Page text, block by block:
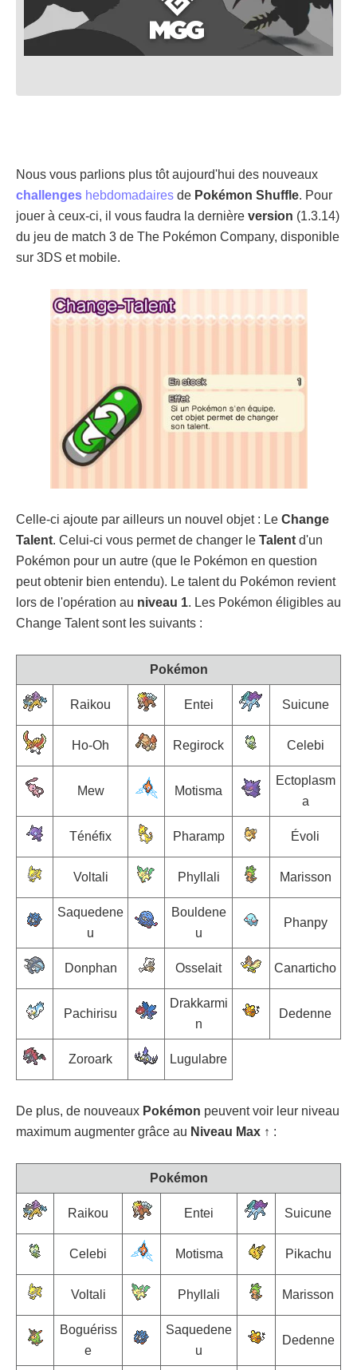
Nous vous parlions plus tôt aujourd'hui des nouveaux
challenges hebdomadaires de Pokémon Shuffle. Pour
jouer à ceux-ci, il vous faudra la dernière version (1.3.14)
du jeu de match 3 de The Pokémon Company, disponible
sur 3DS et mobile.
Celle-ci ajoute par ailleurs un nouvel objet : Le Change
Talent. Celui-ci vous permet de changer le Talent d'un
Pokémon pour un autre (que le Pokémon en question
peut obtenir bien entendu). Le talent du Pokémon revient
lors de l'opération au niveau 1. Les Pokémon éligibles au
Change Talent sont les suivants :
Pokémon
Raikou Entei Suicune
Ho-Oh Regirock Celebi
Mew Motisma
Ectoplasm
a
Ténéfix Pharamp Évoli
Voltali Phyllali Marisson
Saquedene
u
Bouldene
u
Phanpy
Donphan Osselait Canarticho
Pachirisu
Drakkarmi
n
Dedenne
Zoroark Lugulabre
De plus, de nouveaux Pokémon peuvent voir leur niveau
maximum augmenter grâce au Niveau Max ↑ :
Pokémon
Raikou Entei Suicune
Celebi Motisma Pikachu
Voltali Phyllali Marisson
Boguériss
e
Saquedene
u
Dedenne